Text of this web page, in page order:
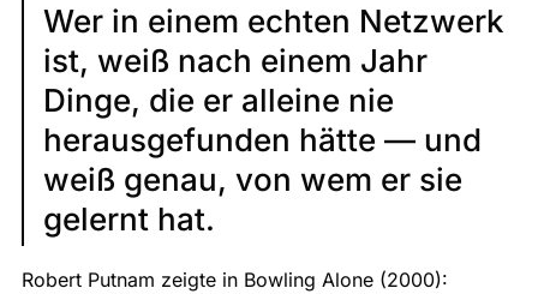
Wer in einem echten Netzwerk
ist, weiß nach einem Jahr
Dinge, die er alleine nie
herausgefunden hätte — und
weiß genau, von wem er sie
gelernt hat.
Robert Putnam zeigte in Bowling Alone (2000):